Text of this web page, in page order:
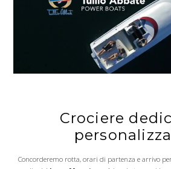
Crociere
Concorderemo rotta, orari di partenza e arrivo